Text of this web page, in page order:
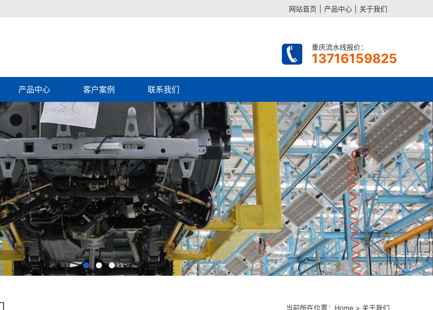
网站首页 产品中心 关于我们
重庆流水线报价：
13716159825
产品中心 客户案例 联系我们
当前所在位置： Home > 关于我们